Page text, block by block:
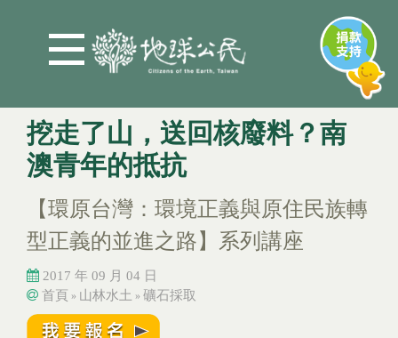
挖走了山，送回核廢料？南
澳青年的抵抗
【環原台灣：環境正義與原住民族轉
型正義的並進之路】系列講座
2017 年 09 月 04 日
您在這裡
首頁 » 山林水土 » 礦石採取
您在這裡